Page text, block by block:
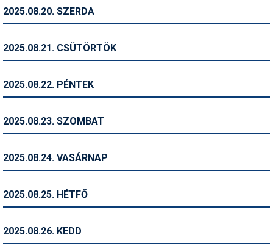
Szakértők
Telemark
Történelem
2025.08.20. SZERDA
2025.08.21. CSÜTÖRTÖK
2025.08.22. PÉNTEK
2025.08.23. SZOMBAT
2025.08.24. VASÁRNAP
2025.08.25. HÉTFŐ
2025.08.26. KEDD